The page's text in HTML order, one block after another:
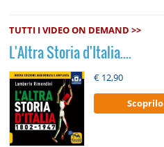
TUTTI I VIDEO ON DEMAND >>
L'Altra Storia d'Italia....
€ 12,90
Scoprilo